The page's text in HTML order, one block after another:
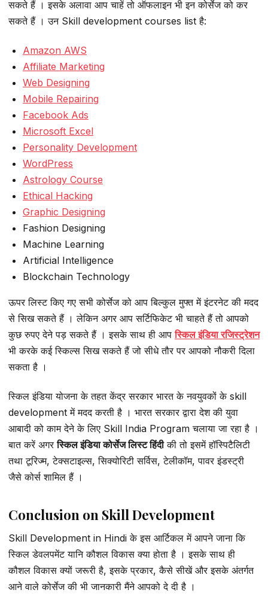
सकते हैं । इसके अलावा आप चाहें तो ऑफलाइन भी इन कोर्सेज को कर
सकते हैं । उन Skill development courses list है:
Amazon AWS
Affiliate Marketing
Web Designing
Mobile Repairing
Facebook Ads
Microsoft Excel
Personality Development
WordPress
Astrology Course
Ethical Hacking
Graphic Designing
Fashion Designing
Machine Learning
Artificial Intelligence
Blockchain Technology
ऊपर लिस्ट किए गए सभी कोर्सेज को आप बिल्कुल मुफ्त में इंटरनेट की मदद
से सिख सकते हैं । लेकिन अगर आप सर्टिफिकेट भी चाहते हैं तो आपको
कुछ रुपए देने पड़ सकते हैं । इसके साथ ही आपस्किल इंडिया रजिस्ट्रेशन
भी करके कई स्किल्स सिख सकते हैं जो सीधे तौर पर आपको नौकरी दिला
सकता है ।
स्किल इंडिया योजना के तहत केंद्र सरकार भारत के नवयुवकों के skill
development में मदद करती है । भारत सरकार द्वारा देश की युवा
आबादी को काम देने के लिए Skill India Program चलाया जा रहा है ।
बात करें अगरस्किल इंडिया कोर्सेज लिस्ट हिंदीकी तो इसमें हॉस्पिटैलिटी
तथा टूरिज्म, टेक्सटाइल्स, सिक्योरिटी सर्विस, टेलीकॉम, पावर इंडस्ट्री
जैसे कोर्स शामिल हैं ।
Conclusion on Skill Development
Skill Development in Hindi के इस आर्टिकल में आपने जाना कि
स्किल डेवलपमेंट यानि कौशल विकास क्या होता है । इसके साथ ही
कौशल विकास क्यों जरूरी है, इसके प्रकार, कैसे सीखें और इसके अंतर्गत
आने वाले कोर्सेज की भी जानकारी मैंने आपको दे दी है ।